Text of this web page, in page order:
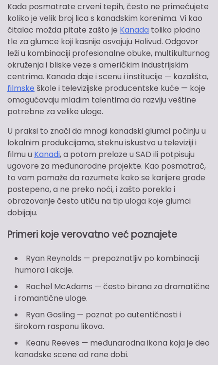
Kada posmatrate crveni tepih, često ne primećujete
koliko je velik broj lica s kanadskim korenima. Vi kao
čitalac možda pitate zašto je Kanada toliko plodno
tle za glumce koji kasnije osvajuju Holivud. Odgovor
leži u kombinaciji profesionalne obuke, multikulturnog
okruženja i bliske veze s američkim industrijskim
centrima. Kanada daje i scenu i institucije — kazališta,
filmske škole i televizijske producentske kuće — koje
omogućavaju mladim talentima da razviju veštine
potrebne za velike uloge.
U praksi to znači da mnogi kanadski glumci počinju u
lokalnim produkcijama, steknu iskustvo u televiziji i
filmu u Kanadi, a potom prelaze u SAD ili potpisuju
ugovore za međunarodne projekte. Kao posmatrač,
to vam pomaže da razumete kako se karijere grade
postepeno, a ne preko noći, i zašto poreklo i
obrazovanje često utiču na tip uloga koje glumci
dobijaju.
Primeri koje verovatno već poznajete
Ryan Reynolds — prepoznatljiv po kombinaciji
humora i akcije.
Rachel McAdams — često birana za dramatične
i romantične uloge.
Ryan Gosling — poznat po autentičnosti i
širokom rasponu likova.
Keanu Reeves — međunarodna ikona koja je deo
kanadske scene od rane dobi.